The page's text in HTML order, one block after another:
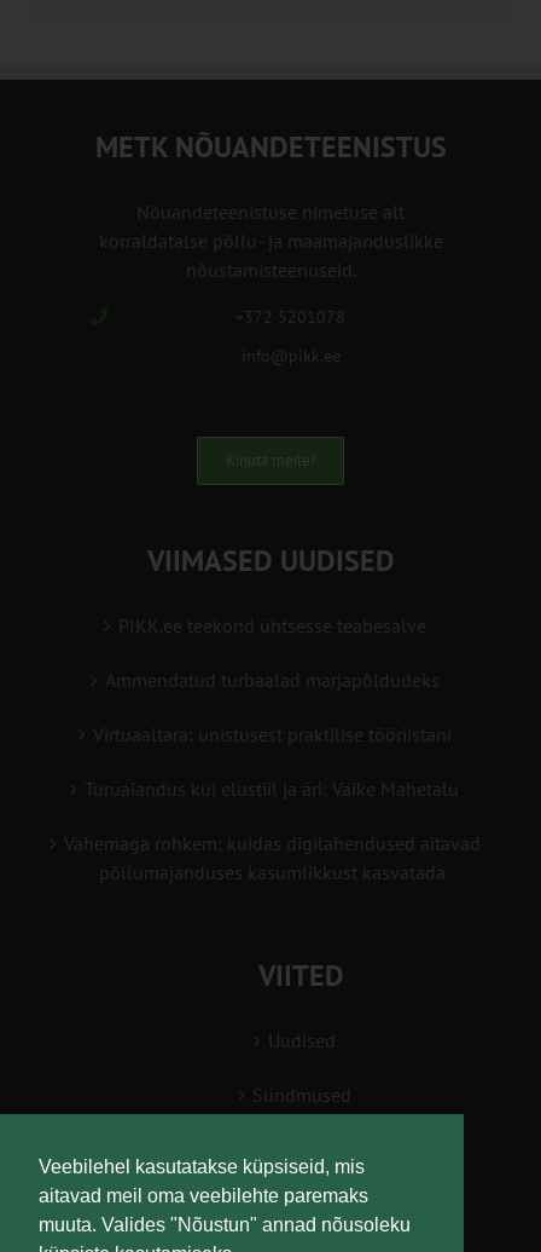
Veebilehel kasutatakse küpsiseid, mis
aitavad meil oma veebilehte paremaks
muuta. Valides "Nõustun" annad nõusoleku
METK NÕUANDETEENISTUS
Nõuandeteenistuse nimetuse alt
korraldatalse põllu- ja maamajanduslikke
nõustamisteenuseid.
+372 5201078
info@pikk.ee
Kirjuta meile!
VIIMASED UUDISED
PIKK.ee teekond ühtsesse teabesalve
Ammendatud turbaalad marjapõldudeks
Virtuaaltara: unistusest praktilise tööriistani
Turuaiandus kui elustiil ja äri: Väike Mahetalu
Vähemaga rohkem: kuidas digilahendused aitavad
põllumajanduses kasumlikkust kasvatada
VIITED
Uudised
Sündmused
Teabesalv